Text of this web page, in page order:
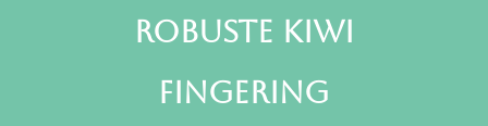
Robuste Kiwi
Fingering